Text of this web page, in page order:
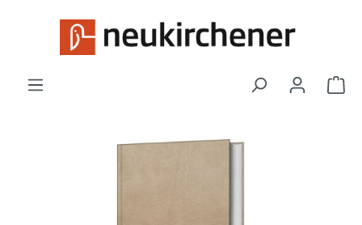
Zum Hauptinhalt springen
Bildergalerie überspringen